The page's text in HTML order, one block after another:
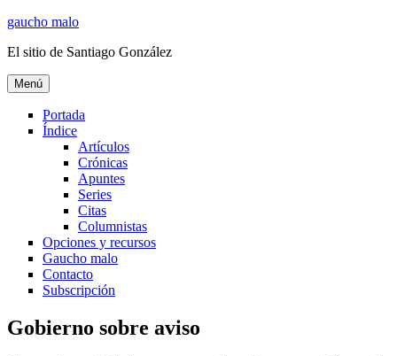
Ir
contenido
gaucho malo
El sitio de Santiago González
Menú
Portada
Índice
Artículos
Crónicas
Apuntes
Series
Citas
Columnistas
Opciones y recursos
Gaucho malo
Contacto
Subscripción
Gobierno sobre aviso